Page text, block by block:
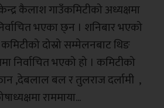
कैलाश गाउँकमिटीको अध्यक्षमा
भएका छ्न । शनिबार भएको
दोस्रो सम्मेलनबाट थिङ
निर्वाचित भएको हो । कमिटीको
,देबलाल बल र तुलराज दर्लामी ,
राममाया...